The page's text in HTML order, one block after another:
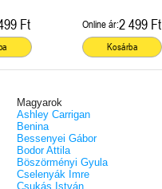
Ft Online ár:2 499 Ft
Kosárba
Magyarok
Ashley Carrigan
Benina
Bessenyei Gábor
Bodor Attila
Böszörményi Gyula
Cselenyák Imre
Csukás István